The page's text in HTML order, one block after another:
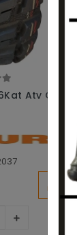
DI2025
Lastiği
KARGO
BEDAVA